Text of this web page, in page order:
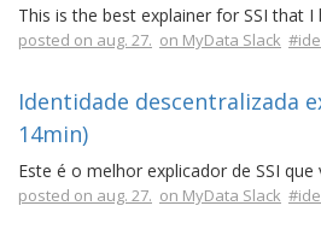
This is the best explainer for SSI that I
posted on aug. 27. on MyData Slack
Identidade descentralizada
14min)
Este é o melhor explicador de SSI que
posted on aug. 27. on MyData Slack